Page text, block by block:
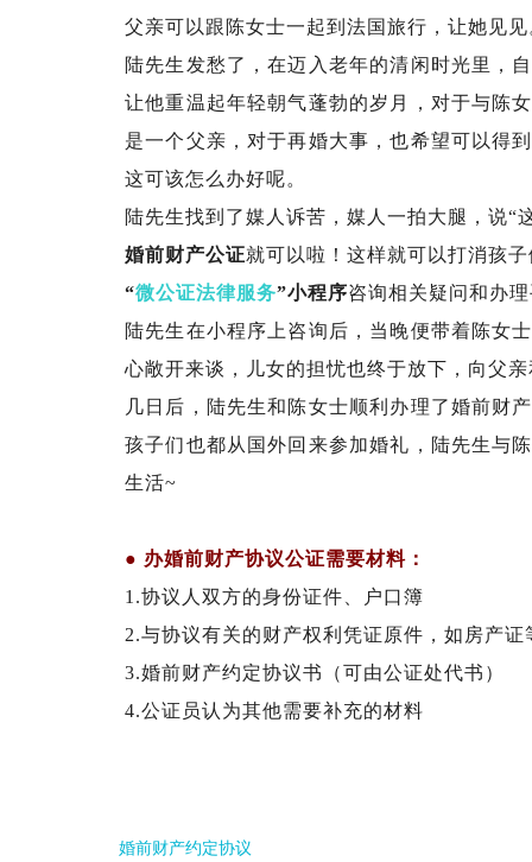
父亲可以跟陈女士一起到法国旅行，让她见见
陆先生发愁了，在迈入老年的清闲时光里，
让他重温起年轻朝气蓬勃的岁月，对于与陈
是一个父亲，对于再婚大事，也希望可以得
这可该怎么办好呢。
陆先生找到了媒人诉苦，媒人一拍大腿，说“
婚前财产公证就可以啦！这样就可以打消孩
“微公证法律服务”小程序咨询相关疑问和办
陆先生在小程序上咨询后，当晚便带着陈女
心敞开来谈，儿女的担忧也终于放下，向父
几日后，陆先生和陈女士顺利办理了婚前财
孩子们也都从国外回来参加婚礼，陆先生与
生活~
● 办婚前财产协议公证需要材料：
1.协议人双方的身份证件、户口簿
2.与协议有关的财产权利凭证原件，如房产证
3.婚前财产约定协议书（可由公证处代书）
4.公证员认为其他需要补充的材料
婚前财产约定协议